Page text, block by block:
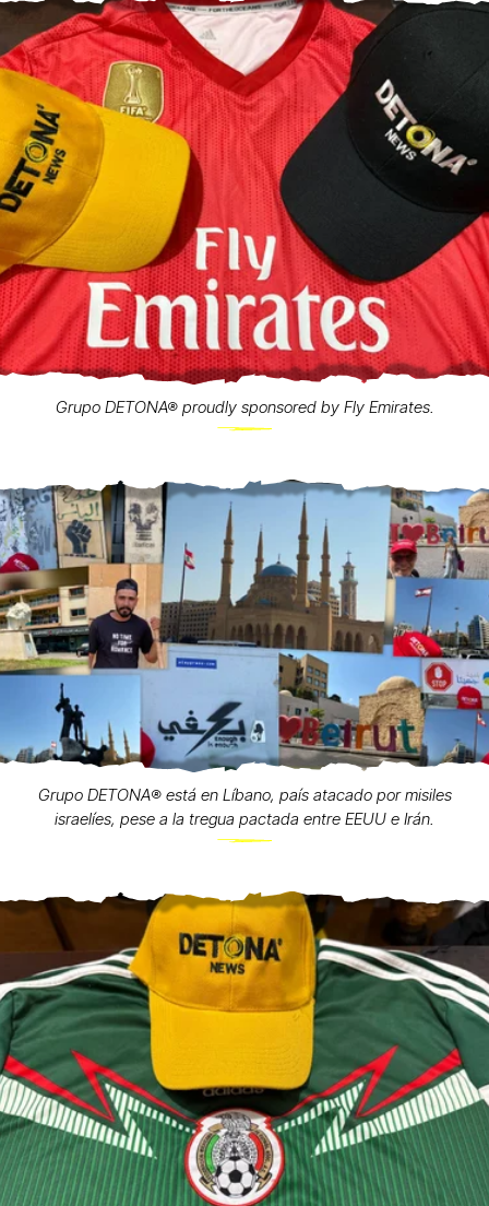
Grupo DETONA® proudly sponsored by Fly Emirates.
Grupo DETONA®️ está en Líbano, país atacado por misiles
israelíes, pese a la tregua pactada entre EEUU e Irán.